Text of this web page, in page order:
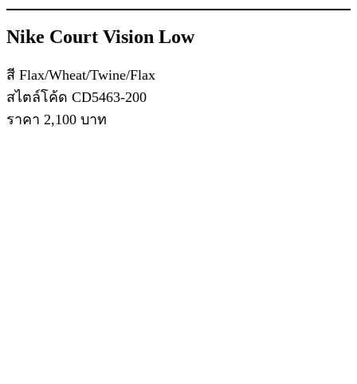
Nike Court Vision Low
สี Flax/Wheat/Twine/Flax
สไตล์โค้ด CD5463-200
ราคา 2,100 บาท